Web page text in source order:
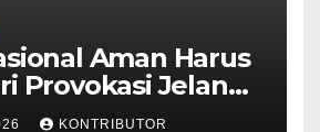
Aman Harus
Provokasi Jelang
RI
KONTRIBUTOR